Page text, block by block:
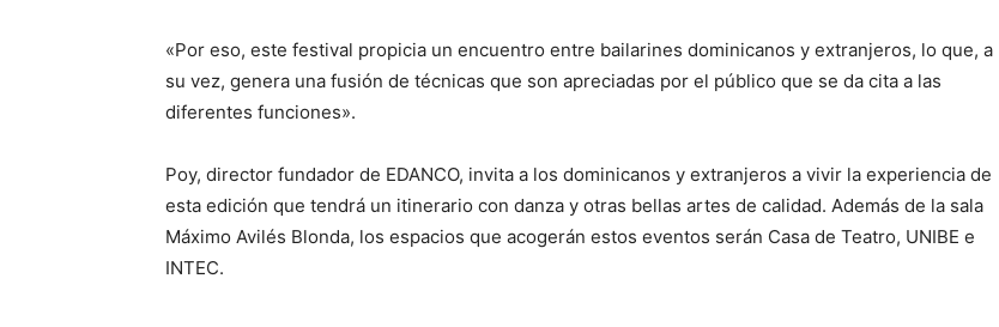
«Por eso, este festival propicia un encuentro entre bailarines dominicanos y extranjeros, lo que, a
su vez, genera una fusión de técnicas que son apreciadas por el público que se da cita a las
diferentes funciones».
Poy, director fundador de EDANCO, invita a los dominicanos y extranjeros a vivir la experiencia de
esta edición que tendrá un itinerario con danza y otras bellas artes de calidad. Además de la sala
Máximo Avilés Blonda, los espacios que acogerán estos eventos serán Casa de Teatro, UNIBE e
INTEC.